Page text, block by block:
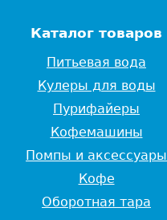
Каталог товаров
Питьевая вода
Кулеры для воды
Пурифайеры
Кофемашины
Помпы и аксессуары
Кофе
Оборотная тара